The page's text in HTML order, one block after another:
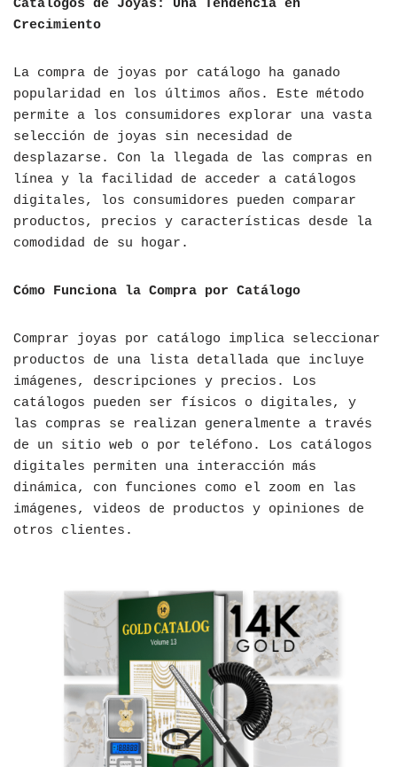
Catálogos de Joyas: Una Tendencia en
Crecimiento
La compra de joyas por catálogo ha ganado
popularidad en los últimos años. Este método
permite a los consumidores explorar una vasta
selección de joyas sin necesidad de
desplazarse. Con la llegada de las compras en
línea y la facilidad de acceder a catálogos
digitales, los consumidores pueden comparar
productos, precios y características desde la
comodidad de su hogar.
Cómo Funciona la Compra por Catálogo
Comprar joyas por catálogo implica seleccionar
productos de una lista detallada que incluye
imágenes, descripciones y precios. Los
catálogos pueden ser físicos o digitales, y
las compras se realizan generalmente a través
de un sitio web o por teléfono. Los catálogos
digitales permiten una interacción más
dinámica, con funciones como el zoom en las
imágenes, videos de productos y opiniones de
otros clientes.